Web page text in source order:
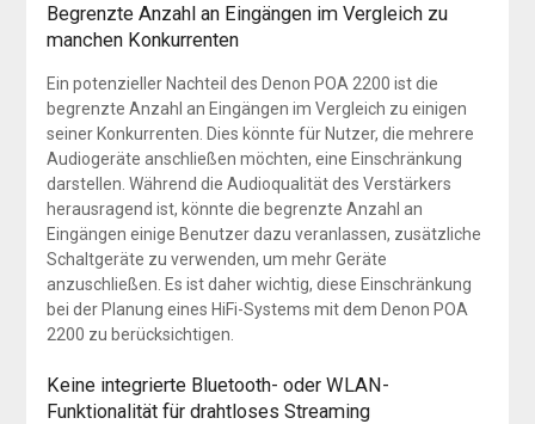
Begrenzte Anzahl an Eingängen im Vergleich zu
manchen Konkurrenten
Ein potenzieller Nachteil des Denon POA 2200 ist die
begrenzte Anzahl an Eingängen im Vergleich zu einigen
seiner Konkurrenten. Dies könnte für Nutzer, die mehrere
Audiogeräte anschließen möchten, eine Einschränkung
darstellen. Während die Audioqualität des Verstärkers
herausragend ist, könnte die begrenzte Anzahl an
Eingängen einige Benutzer dazu veranlassen, zusätzliche
Schaltgeräte zu verwenden, um mehr Geräte
anzuschließen. Es ist daher wichtig, diese Einschränkung
bei der Planung eines HiFi-Systems mit dem Denon POA
2200 zu berücksichtigen.
Keine integrierte Bluetooth- oder WLAN-
Funktionalität für drahtloses Streaming